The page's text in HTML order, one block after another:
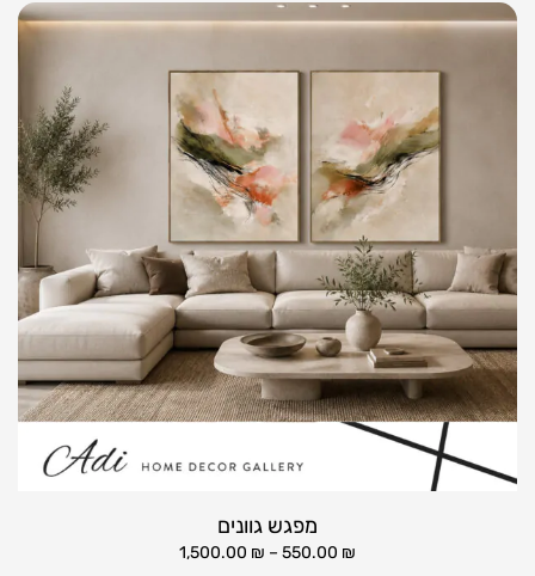
מפגש גוונים
550.00 ₪
–
1,500.00 ₪